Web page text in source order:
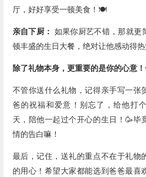
厅，好好享受一顿美食！🍽️
亲自下厨： 如果你厨艺不错，那就更
顿丰盛的生日大餐，绝对让他感动得
除了礼物本身，更重要的是你的心意
不管你送什么礼物，记得亲手写一张
爸的祝福和爱意！别忘了，给他打
天，陪他一起过个开心的生日！🥳毕
情的告白嘛！
最后，记住，送礼的重点不在于礼物
的用心！希望大家都能选到爸爸最喜